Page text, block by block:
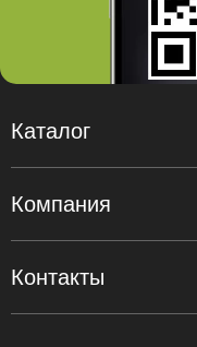
Контакты
Каталог
Компания